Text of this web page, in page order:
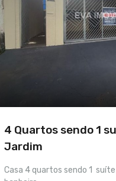
4 Quartos sendo 1
Jardim
Casa 4 quartos sendo 1